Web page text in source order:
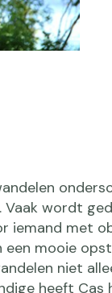
Vaak wordt
iemand met
mooie
niet
heeft